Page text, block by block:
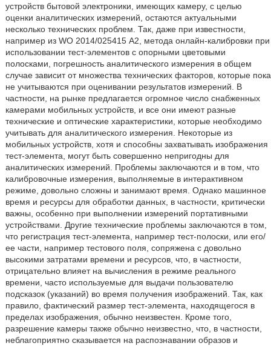
устройств бытовой электроники, имеющих камеру, с целью
оценки аналитических измерений, остаются актуальными
несколько технических проблем. Так, даже при известности,
например из WO 2014/025415 А2, метода онлайн-калибровки при
использовании тест-элементов с опорными цветовыми
полосками, погрешность аналитического измерения в общем
случае зависит от множества технических факторов, которые пока
не учитываются при оценивании результатов измерений. В
частности, на рынке предлагается огромное число снабженных
камерами мобильных устройств, и все они имеют разные
технические и оптические характеристики, которые необходимо
учитывать для аналитического измерения. Некоторые из
мобильных устройств, хотя и способны захватывать изображения
тест-элемента, могут быть совершенно непригодны для
аналитических измерений. Проблемы заключаются и в том, что
калибровочные измерения, выполняемые в интерактивном
режиме, довольно сложны и занимают время. Однако машинное
время и ресурсы для обработки данных, в частности, критически
важны, особенно при выполнении измерений портативными
устройствами. Другие технические проблемы заключаются в том,
что регистрация тест-элемента, например тест-полоски, или его/
ее части, например тестового поля, сопряжена с довольно
высокими затратами времени и ресурсов, что, в частности,
отрицательно влияет на вычисления в режиме реального
времени, часто используемые для выдачи пользователю
подсказок (указаний) во время получения изображений. Так, как
правило, фактический размер тест-элемента, находящегося в
пределах изображения, обычно неизвестен. Кроме того,
разрешение камеры также обычно неизвестно, что, в частности,
неблагоприятно сказывается на распознавании образов и